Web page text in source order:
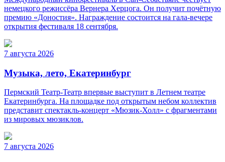
немецкого режиссёра Вернера Херцога. Он получит почётную
премию «Доностия». Награждение состоится на гала-вечере
открытия фестиваля 18 сентября.
7 августа 2026
Музыка, лето, Екатеринбург
Пермский Театр-Театр впервые выступит в Летнем театре
Екатеринбурга. На площадке под открытым небом коллектив
представит спектакль-концерт «Мюзик-Холл» с фрагментами
из мировых мюзиклов.
7 августа 2026